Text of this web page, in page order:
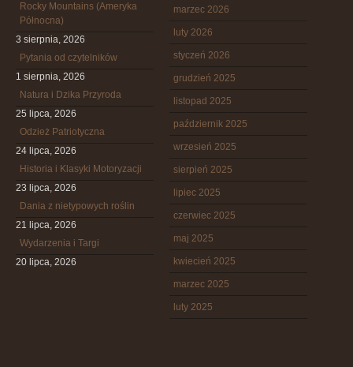
Rocky Mountains (Ameryka
Północna)
3 sierpnia, 2026
Pytania od czytelników
1 sierpnia, 2026
Natura i Dzika Przyroda
25 lipca, 2026
Odzież Patriotyczna
24 lipca, 2026
Historia i Klasyki Motoryzacji
23 lipca, 2026
Dania z nietypowych roślin
21 lipca, 2026
Wydarzenia i Targi
20 lipca, 2026
marzec 2026
luty 2026
styczeń 2026
grudzień 2025
listopad 2025
październik 2025
wrzesień 2025
sierpień 2025
lipiec 2025
czerwiec 2025
maj 2025
kwiecień 2025
marzec 2025
luty 2025